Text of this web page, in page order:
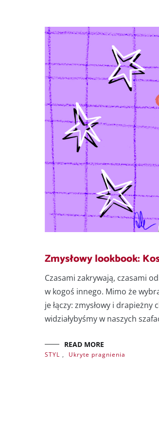
Zmysłowy lookbook:
Czasami zakrywają, czasami
w kogoś innego. Mimo że
je łączy: zmysłowy i
widziałybyśmy w naszych
READ MORE
STYL , Ukryte pragnienia